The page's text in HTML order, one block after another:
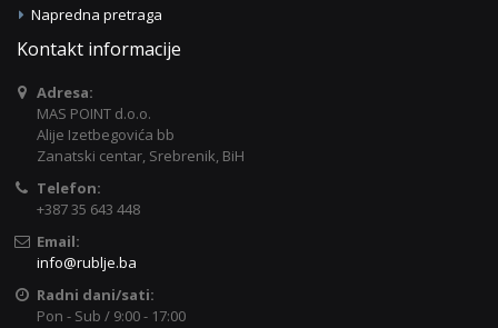
Napredna pretraga
Kontakt informacije
Adresa:
MAS POINT d.o.o.
Alije Izetbegovića bb
Zanatski centar, Srebrenik, BiH
Telefon:
+387 35 643 448
Email:
info@rublje.ba
Radni dani/sati:
Pon - Sub / 9:00 - 17:00